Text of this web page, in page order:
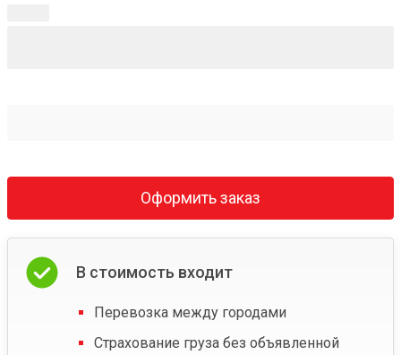
Оформить заказ
В стоимость входит
Перевозка между городами
Страхование груза без объявленной